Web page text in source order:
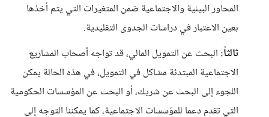
المحاور البيئية والاجتماعية ضمن المتغيرات التي يتم أخذها
بعين الاعتبار في دراسات الجدوى التقليدية.
ثالثاً: البحث عن التمويل المالي، قد تواجه أصحاب المشاريع
الاجتماعية المبتدئة مشاكل في التمويل، في هذه الحالة يمكن
اللجوء إلى البحث عن شريك، أو البحث عن المؤسسات الحكومية
التي تقدم دعما للمؤسسات الاجتماعية، كما يمكننا التوجه إلى